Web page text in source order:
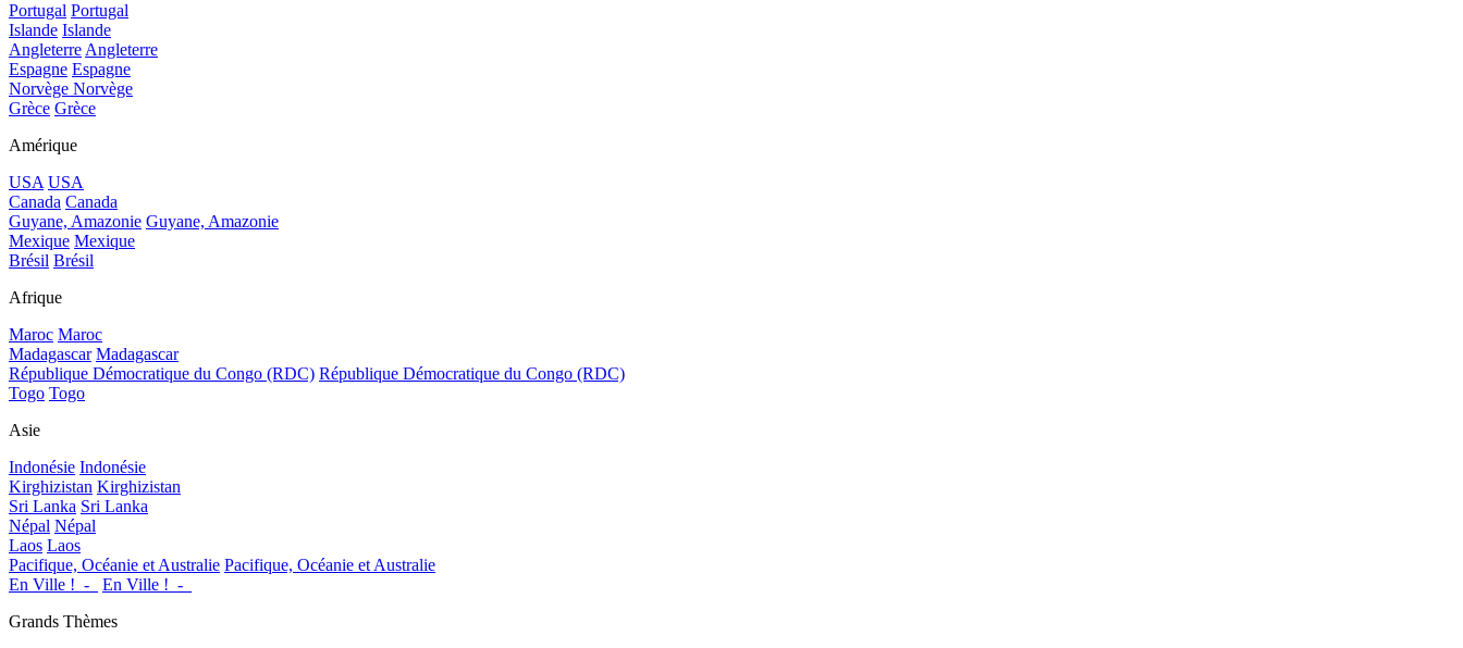
Portugal Portugal
Islande Islande
AngleterreAngleterre
Espagne Espagne
Norvège Norvège
Grèce Grèce
Amérique
USA USA
Canada Canada
Guyane, Amazonie Guyane, Amazonie
Mexique Mexique
Brésil Brésil
Afrique
Maroc Maroc
Madagascar Madagascar
République Démocratique du Congo (RDC) République Démocratique du Congo (RDC)
Togo Togo
Asie
Indonésie Indonésie
Kirghizistan Kirghizistan
Sri Lanka Sri Lanka
Népal Népal
Laos Laos
Pacifique, Océanie et Australie Pacifique, Océanie et Australie
En Ville !_-_
En Ville !_-_
Grands Thèmes